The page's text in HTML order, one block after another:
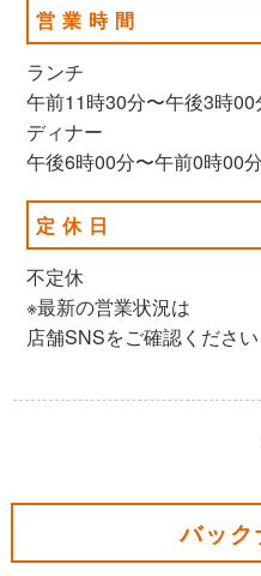
営業時間
ランチ
午前11時30分〜午後3時00
ディナー
午後6時00分〜午前0時00分
定休日
不定休
※最新の営業状況は
店舗SNSをご確認ください
バッ